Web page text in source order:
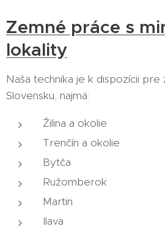
Zemné práce s
lokality
Naša technika je k dispozícii
Slovensku, najmä:
Žilina a okolie
Trenčín a okolie
Bytča
Ružomberok
Martin
Ilava